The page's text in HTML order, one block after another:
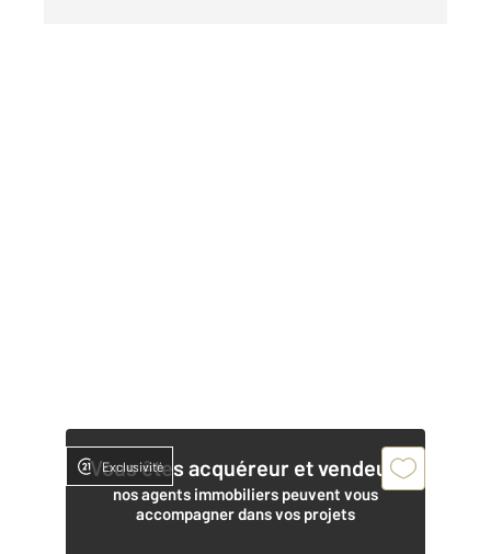
Vous êtes acquéreur et vendeur,
nos agents immobiliers peuvent vous
accompagner dans vos projets
Exclusivité